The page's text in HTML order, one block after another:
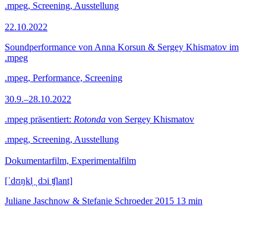
.mpeg, Screening, Ausstellung
22.10.2022
Soundperformance von Anna Korsun & Sergey Khismatov im
.mpeg
.mpeg, Performance, Screening
30.9.–28.10.2022
.mpeg präsentiert: Rotonda von Sergey Khismatov
.mpeg, Screening, Ausstellung
Dokumentarfilm, Experimentalfilm
[ˈdʊŋkl̩ ˌdɔi ʧlant]
Juliane Jaschnow & Stefanie Schroeder 2015 13 min